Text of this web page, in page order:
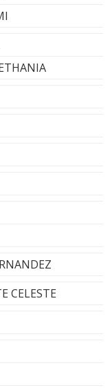
CELESTE